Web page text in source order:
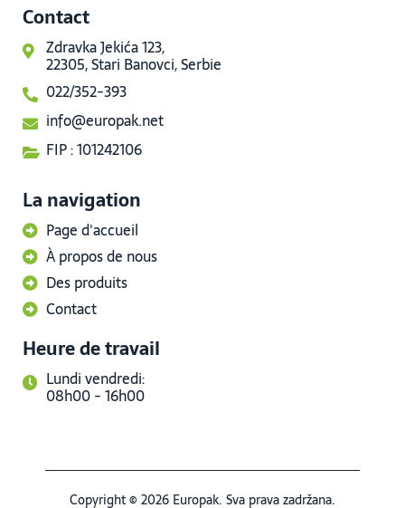
Contact
Zdravka Jekića 123,
22305, Stari Banovci, Serbie
022/352-393
info@europak.net
FIP : 101242106
La navigation
Page d'accueil
À propos de nous
Des produits
Contact
Heure de travail
Lundi vendredi:
08h00 - 16h00
Copyright © 2026 Europak. Sva prava zadržana.